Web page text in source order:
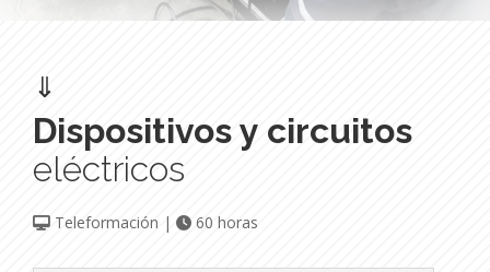
⇓
Dispositivos y circuitos
eléctricos
Teleformación | 60 horas